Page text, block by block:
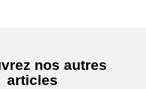
nos autres
articles